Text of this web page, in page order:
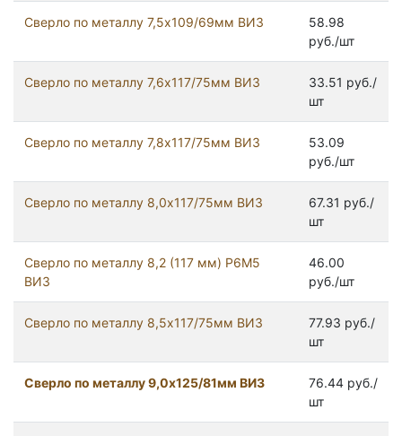
Сверло по металлу 7,5х109/69мм ВИЗ
58.98
руб./шт
Сверло по металлу 7,6х117/75мм ВИЗ
33.51 руб./
шт
Сверло по металлу 7,8х117/75мм ВИЗ
53.09
руб./шт
Сверло по металлу 8,0х117/75мм ВИЗ
67.31 руб./
шт
Сверло по металлу 8,2 (117 мм) Р6М5
ВИЗ
46.00
руб./шт
Сверло по металлу 8,5х117/75мм ВИЗ
77.93 руб./
шт
Сверло по металлу 9,0х125/81мм ВИЗ
76.44 руб./
шт